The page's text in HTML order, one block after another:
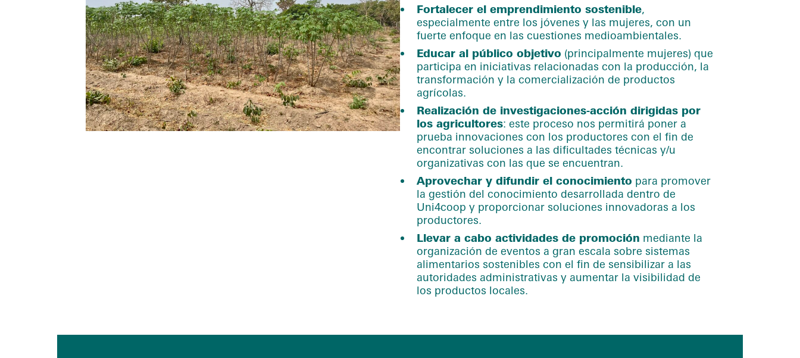
Fortalecer el emprendimiento sostenible,
especialmente entre los jóvenes y las mujeres, con un
fuerte enfoque en las cuestiones medioambientales.
Educar al público objetivo (principalmente mujeres) que
participa en iniciativas relacionadas con la producción, la
transformación y la comercialización de productos
agrícolas.
Realización de investigaciones-acción dirigidas por
los agricultores: este proceso nos permitirá poner a
prueba innovaciones con los productores con el fin de
encontrar soluciones a las dificultades técnicas y/u
organizativas con las que se encuentran.
Aprovechar y difundir el conocimiento para promover
la gestión del conocimiento desarrollada dentro de
Uni4coop y proporcionar soluciones innovadoras a los
productores.
Llevar a cabo actividades de promoción mediante la
organización de eventos a gran escala sobre sistemas
alimentarios sostenibles con el fin de sensibilizar a las
autoridades administrativas y aumentar la visibilidad de
los productos locales.